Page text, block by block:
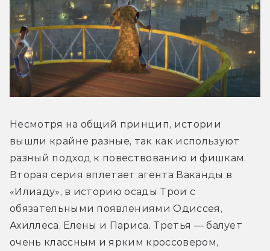
Несмотря на общий принцип, истории
вышли крайне разные, так как используют
разный подход к повествованию и фишкам.
Вторая серия вплетает агента Ваканды в
«Илиаду», в историю осады Трои с
обязательными появлениями Одиссея,
Ахиллеса, Елены и Париса. Третья — балует
очень классным и ярким кроссовером,